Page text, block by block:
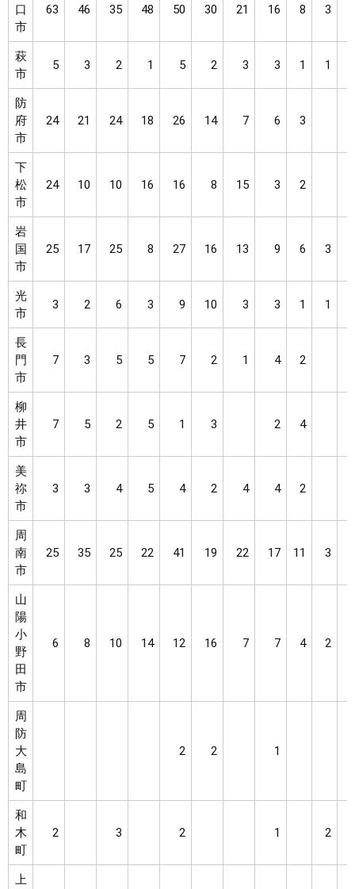
口
市
63 46 35 48 50 30 21 16 8 3
萩
市
5 3 2 1 5 2 3 3 1 1
防
府
市
24 21 24 18 26 14 7 6 3
下
松
市
24 10 10 16 16 8 15 3 2
岩
国
市
25 17 25 8 27 16 13 9 6 3
光
市
3 2 6 3 9 10 3 3 1 1
長
門
市
7 3 5 5 7 2 1 4 2
柳
井
市
7 5 2 5 1 3 2 4
美
祢
市
3 3 4 5 4 2 4 4 2
周
南
市
25 35 25 22 41 19 22 17 11 3
山
陽
小
野
田
市
6 8 10 14 12 16 7 7 4 2
周
防
大
島
町
2 2 1
和
木
町
2 3 2 1 2
上